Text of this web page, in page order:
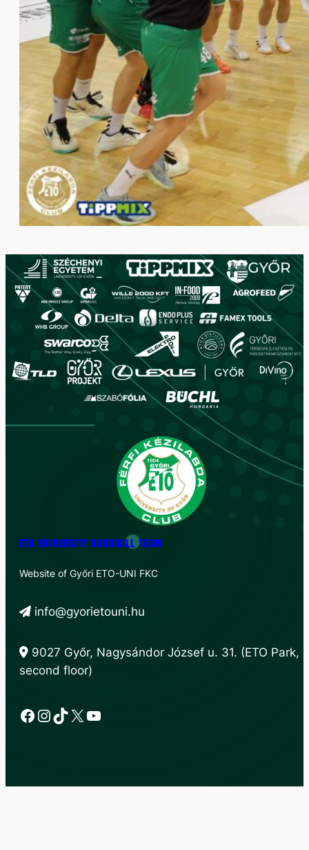
ETO UNIVERSITY HANDBALL TEAM
Website of Győri ETO-UNI FKC
info@gyorietouni.hu
9027 Győr, Nagysándor József u. 31. (ETO Park,
second floor)
Facebook
Instagram
TikTok
X YouTube